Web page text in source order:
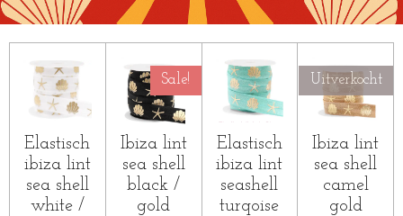
Elastisch
ibiza lint
sea shell
white /
Sale!
Ibiza lint
sea shell
black /
gold
Elastisch
ibiza lint
seashell
turqoise
Uitverkocht
Ibiza lint
sea shell
camel
gold